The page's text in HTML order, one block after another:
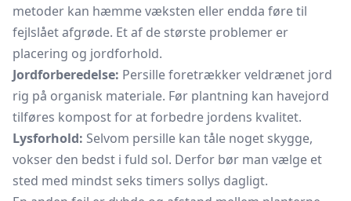
metoder kan hæmme væksten eller endda føre til
fejlslået afgrøde. Et af de største problemer er
placering og jordforhold.
Jordforberedelse: Persille foretrækker veldrænet jord
rig på organisk materiale. Før plantning kan havejord
tilføres kompost for at forbedre jordens kvalitet.
Lysforhold: Selvom persille kan tåle noget skygge,
vokser den bedst i fuld sol. Derfor bør man vælge et
sted med mindst seks timers sollys dagligt.